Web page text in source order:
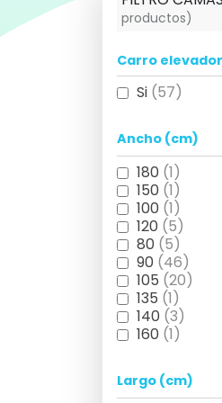
todo el conjunto
posición de
trabaja siempre
La otra gran
riesgo de caída,
articulada
productos)
Carro elevador
Si (57)
Ancho (cm)
180 (1)
150 (1)
100 (1)
120 (5)
80 (5)
90 (46)
105 (20)
135 (1)
140 (3)
160 (1)
Largo (cm)